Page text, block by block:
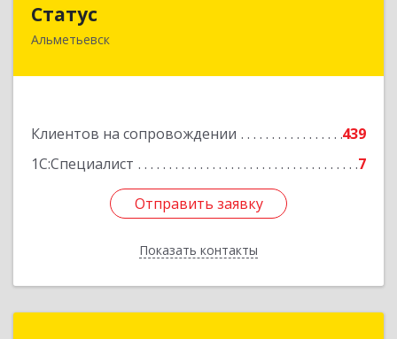
Статус
Альметьевск
Клиентов на сопровождении
439
1С:Специалист
7
Отправить заявку
Показать контакты
423450, Татарстан Респ, Альметьевск г, Мира
Отправить заявку
Назад